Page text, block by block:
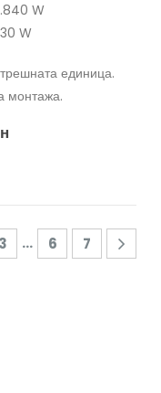
W
W
единица.
монтажа.
3 … 6 7